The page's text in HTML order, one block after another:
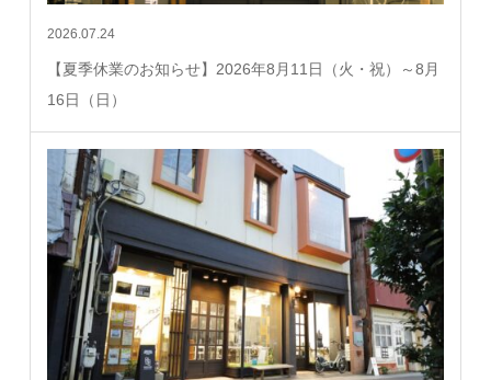
2026.07.24
【夏季休業のお知らせ】2026年8月11日（火・祝）～8月
16日（日）